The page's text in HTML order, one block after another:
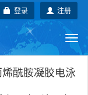
注册
登录
地方标准
酰胺凝胶电泳